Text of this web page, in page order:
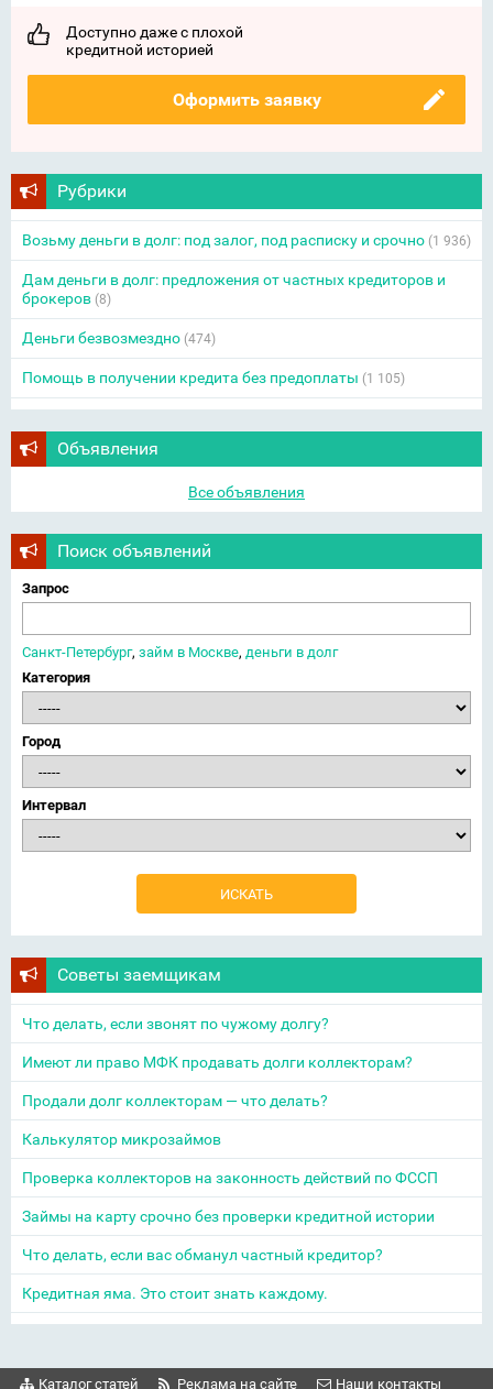
Доступно даже с плохой
кредитной историей
Оформить заявку
Рубрики
Возьму деньги в долг: под залог, под расписку и срочно (1 936)
Дам деньги в долг: предложения от частных кредиторов и
брокеров (8)
Деньги безвозмездно (474)
Помощь в получении кредита без предоплаты (1 105)
Объявления
Все объявления
Поиск объявлений
Запрос
Санкт-Петербург, займ в Москве, деньги в долг
Категория
Город
Интервал
Советы заемщикам
Что делать, если звонят по чужому долгу?
Имеют ли право МФК продавать долги коллекторам?
Продали долг коллекторам — что делать?
Калькулятор микрозаймов
Проверка коллекторов на законность действий по ФССП
Займы на карту срочно без проверки кредитной истории
Что делать, если вас обманул частный кредитор?
Кредитная яма. Это стоит знать каждому.
Каталог статей Реклама на сайте Наши контакты